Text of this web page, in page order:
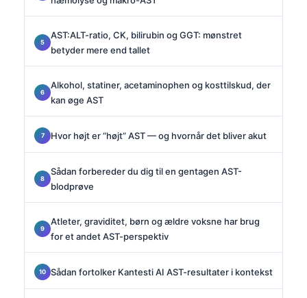
AST:ALT-ratio, CK, bilirubin og GGT: mønstret
betyder mere end tallet
Alkohol, statiner, acetaminophen og kosttilskud, der
kan øge AST
Hvor højt er “højt” AST — og hvornår det bliver akut
Sådan forbereder du dig til en gentagen AST-
blodprøve
Atleter, graviditet, børn og ældre voksne har brug
for et andet AST-perspektiv
Sådan fortolker Kantesti AI AST-resultater i kontekst